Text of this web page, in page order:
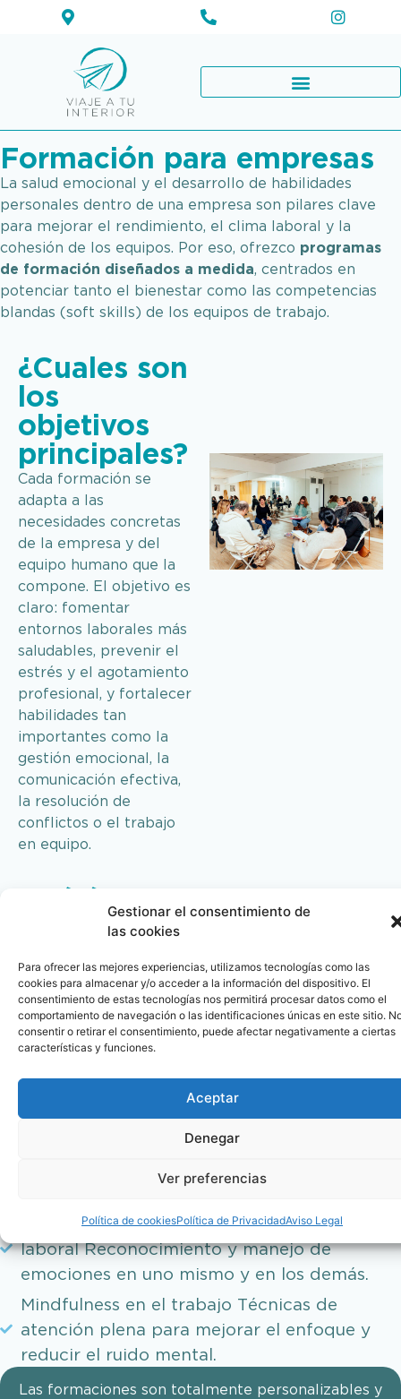
Gestionar el consentimiento de
las cookies
Para ofrecer las mejores experiencias, utilizamos tecnologías como las
cookies para almacenar y/o acceder a la información del dispositivo. El
consentimiento de estas tecnologías nos permitirá procesar datos como el
comportamiento de navegación o las identificaciones únicas en este sitio.
consentir o retirar el consentimiento, puede afectar negativamente a ciertas
características y funciones.
Aceptar
Denegar
Ver preferencias
Política de cookiesPolítica de PrivacidadAviso Legal
Formación para empresas
La salud emocional y el desarrollo de habilidades
personales dentro de una empresa son pilares clave
para mejorar el rendimiento, el clima laboral y la
cohesión de los equipos. Por eso, ofrezco programas
de formación diseñados a medida , centrados en
potenciar tanto el bienestar como las competencias
blandas (soft skills) de los equipos de trabajo.
¿Cuales son
los
objetivos
principales?
Cada formación se
adapta a las
necesidades concretas
de la empresa y del
equipo humano que la
compone. El objetivo es
claro: fomentar
entornos laborales más
saludables, prevenir el
estrés y el agotamiento
profesional, y fortalecer
habilidades tan
importantes como la
gestión emocional, la
comunicación efectiva,
la resolución de
conflictos o el trabajo
en equipo.
¿Qué áreas trabajaremos
Herramientas prácticas para identificar
factores de riesgo y mantener un equilibrio
saludable.
Mejora del diálogo interno del equipo y la
capacidad de resolución de conflictos
Trabajo en equipo y cohesión grupal
Inteligencia emocional aplicada al entorno
laboral Reconocimiento y manejo de
emociones en uno mismo y en los demás.
Mindfulness en el trabajo Técnicas de
atención plena para mejorar el enfoque y
reducir el ruido mental.
Las formaciones son totalmente personalizables y